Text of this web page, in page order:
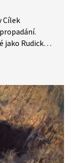
Cílek
jako Rudické